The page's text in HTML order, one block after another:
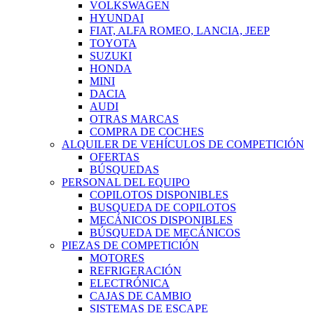
VOLKSWAGEN
HYUNDAI
FIAT, ALFA ROMEO, LANCIA, JEEP
TOYOTA
SUZUKI
HONDA
MINI
DACIA
AUDI
OTRAS MARCAS
COMPRA DE COCHES
ALQUILER DE VEHÍCULOS DE COMPETICIÓN
OFERTAS
BÚSQUEDAS
PERSONAL DEL EQUIPO
COPILOTOS DISPONIBLES
BUSQUEDA DE COPILOTOS
MECÁNICOS DISPONIBLES
BÚSQUEDA DE MECÁNICOS
PIEZAS DE COMPETICIÓN
MOTORES
REFRIGERACIÓN
ELECTRÓNICA
CAJAS DE CAMBIO
SISTEMAS DE ESCAPE